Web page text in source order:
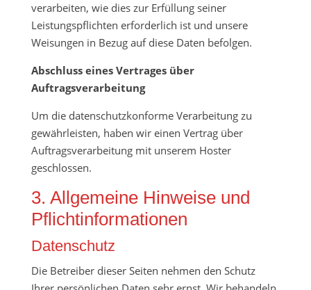
verarbeiten, wie dies zur Erfüllung seiner
Leistungspflichten erforderlich ist und unsere
Weisungen in Bezug auf diese Daten befolgen.
Abschluss eines Vertrages über
Auftragsverarbeitung
Um die datenschutzkonforme Verarbeitung zu
gewährleisten, haben wir einen Vertrag über
Auftragsverarbeitung mit unserem Hoster
geschlossen.
3. Allgemeine Hinweise und
Pflichtinformationen
Datenschutz
Die Betreiber dieser Seiten nehmen den Schutz